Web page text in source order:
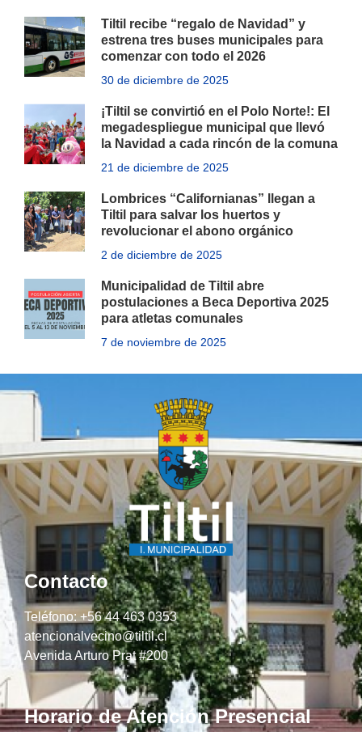
Tiltil recibe “regalo de Navidad” y
estrena tres buses municipales para
comenzar con todo el 2026
30 de diciembre de 2025
¡Tiltil se convirtió en el Polo Norte!: El
megadespliegue municipal que llevó
la Navidad a cada rincón de la comuna
21 de diciembre de 2025
Lombrices “Californianas” llegan a
Tiltil para salvar los huertos y
revolucionar el abono orgánico
2 de diciembre de 2025
Municipalidad de Tiltil abre
postulaciones a Beca Deportiva 2025
para atletas comunales
7 de noviembre de 2025
Contacto
Teléfono: +56 44 463 0353
atencionalvecino@tiltil.cl
Avenida Arturo Prat #200
Horario de Atención Presencial